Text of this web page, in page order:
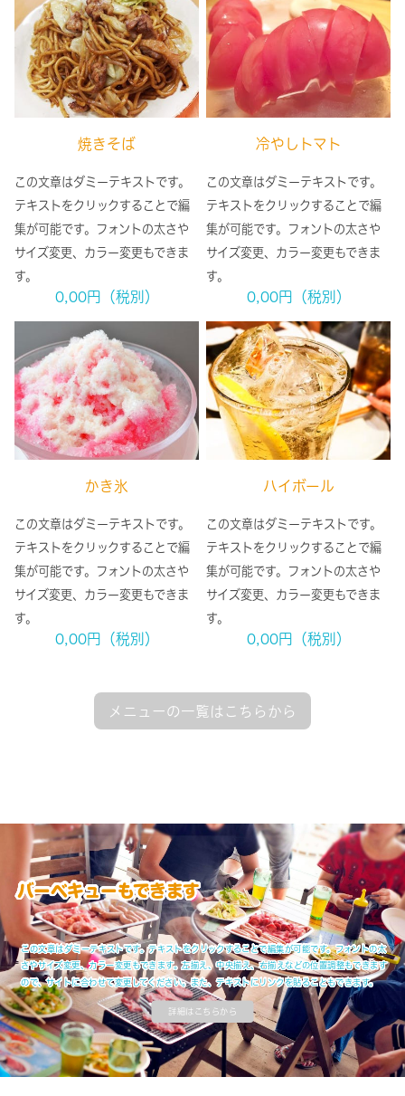
焼きそば
この文章はダミーテキストです。
テキストをクリックすることで編
集が可能です。フォントの太さや
サイズ変更、カラー変更もできま
す。
0,00円（税別）
冷やしトマト
この文章はダミーテキストです。
テキストをクリックすることで編
集が可能です。フォントの太さや
サイズ変更、カラー変更もできま
す。
0,00円（税別）
かき氷
この文章はダミーテキストです。
テキストをクリックすることで編
集が可能です。フォントの太さや
サイズ変更、カラー変更もできま
す。
0,00円（税別）
ハイボール
この文章はダミーテキストです。
テキストをクリックすることで編
集が可能です。フォントの太さや
サイズ変更、カラー変更もできま
す。
0,00円（税別）
メニューの一覧はこちらから
バーベキューもできます
この文章はダミーテキストです。テキストをクリックすることで編集が可能です。フォントの太
さやサイズ変更、カラー変更もできます。左揃え、中央揃え、右揃えなどの位置調整もできます
ので、サイトに合わせて変更してください。また、テキストにリンクを貼ることもできます。
詳細はこちらから